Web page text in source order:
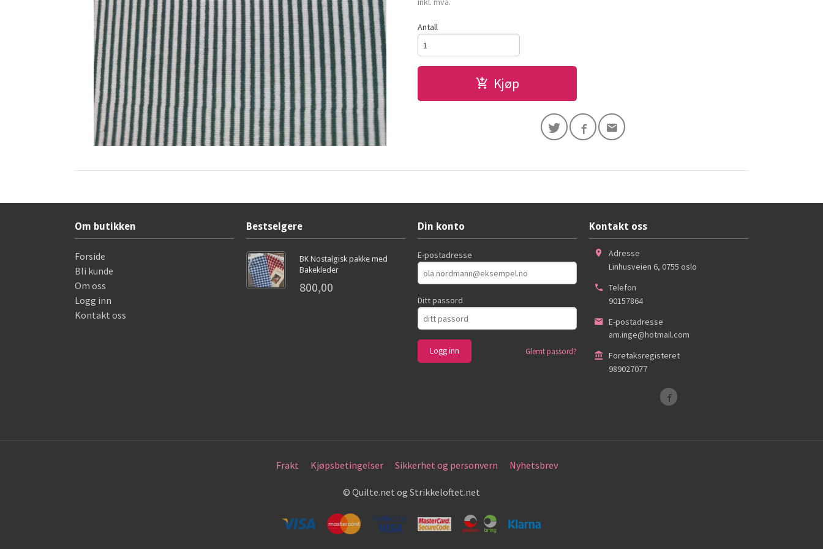
Antall
Kjøp
Om butikken
Forside
Bli kunde
Om oss
Logg inn
Kontakt oss
Bestselgere
BK Nostalgisk pakke med
Bakekleder
800,00
Din konto
E-postadresse
Ditt passord
Glemt passord?
Kontakt oss
Adresse
Linhusveien 6, 0755 oslo
Telefon
90157864
E-postadresse
am.inge@hotmail.com
Foretaksregisteret
989027077
Frakt Kjøpsbetingelser Sikkerhet og personvern Nyhetsbrev
© Quilte.net og Strikkeloftet.net